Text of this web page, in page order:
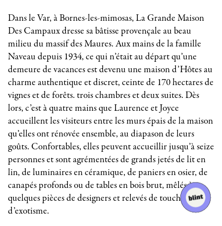
Dans le Var, à Bornes-les-mimosas, La Grande Maison
Des Campaux dresse sa bâtisse provençale au beau
milieu du massif des Maures. Aux mains de la famille
Naveau depuis 1934, ce qui n’était au départ qu’une
demeure de vacances est devenu une maison d’Hôtes au
charme authentique et discret, ceinte de 170 hectares de
vignes et de forêts. trois chambres et deux suites. Dès
lors, c’est à quatre mains que Laurence et Joyce
accueillent les visiteurs entre les murs épais de la maison
qu’elles ont rénovée ensemble, au diapason de leurs
goûts. Confortables, elles peuvent accueillir jusqu’à seize
personnes et sont agrémentées de grands jetés de lit en
lin, de luminaires en céramique, de paniers en osier, de
canapés profonds ou de tables en bois brut, mêlés à
quelques pièces de designers et relevés de touches
d’exotisme.